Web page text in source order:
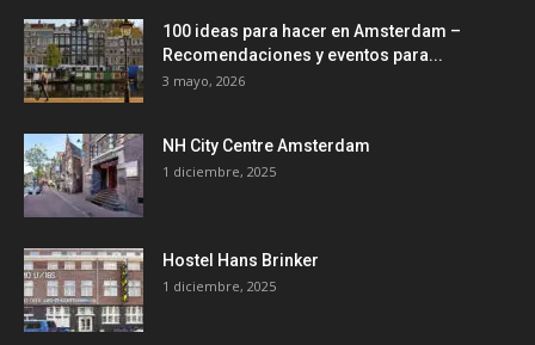
100 ideas para hacer en Amsterdam –
Recomendaciones y eventos para...
3 mayo, 2026
NH City Centre Amsterdam
1 diciembre, 2025
Hostel Hans Brinker
1 diciembre, 2025